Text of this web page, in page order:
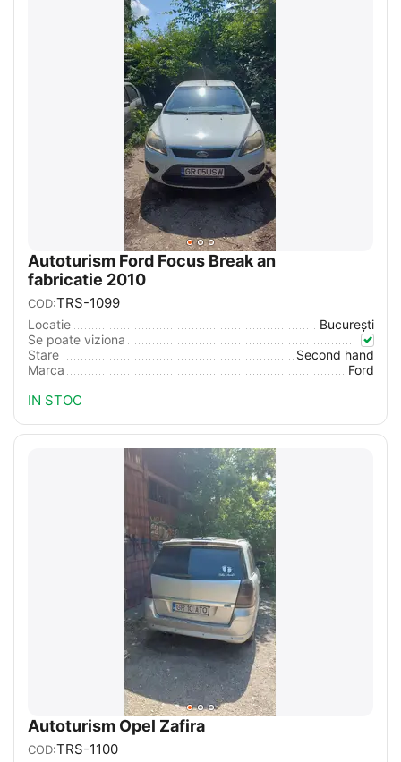
Autoturism Ford Focus Break an
fabricatie 2010
COD:TRS-1099
Locatie
București
Se poate viziona
Stare
Second hand
Marca
Ford
IN STOC
Autoturism Opel Zafira
COD:TRS-1100